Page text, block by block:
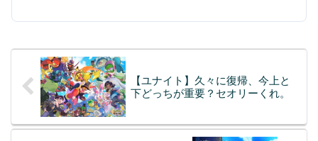
【ユナイト】久々に復帰、今上と
下どっちが重要？セオリーくれ。